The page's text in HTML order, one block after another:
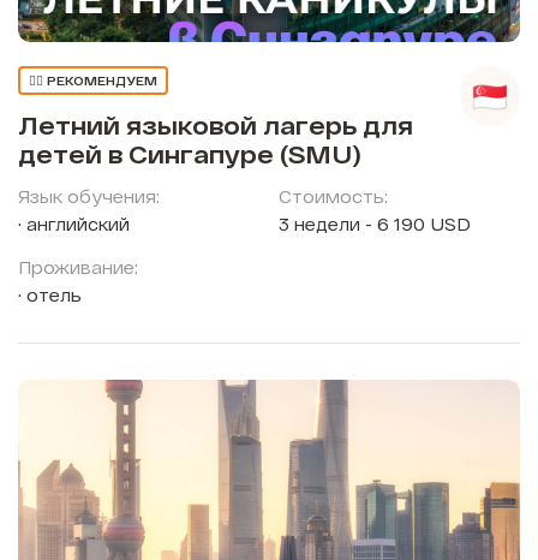
👍🏼 РЕКОМЕНДУЕМ
Летний языковой лагерь для
детей в Сингапуре (SMU)
Язык обучения:
английский
Проживание:
отель
Стоимость:
3 недели - 6 190 USD